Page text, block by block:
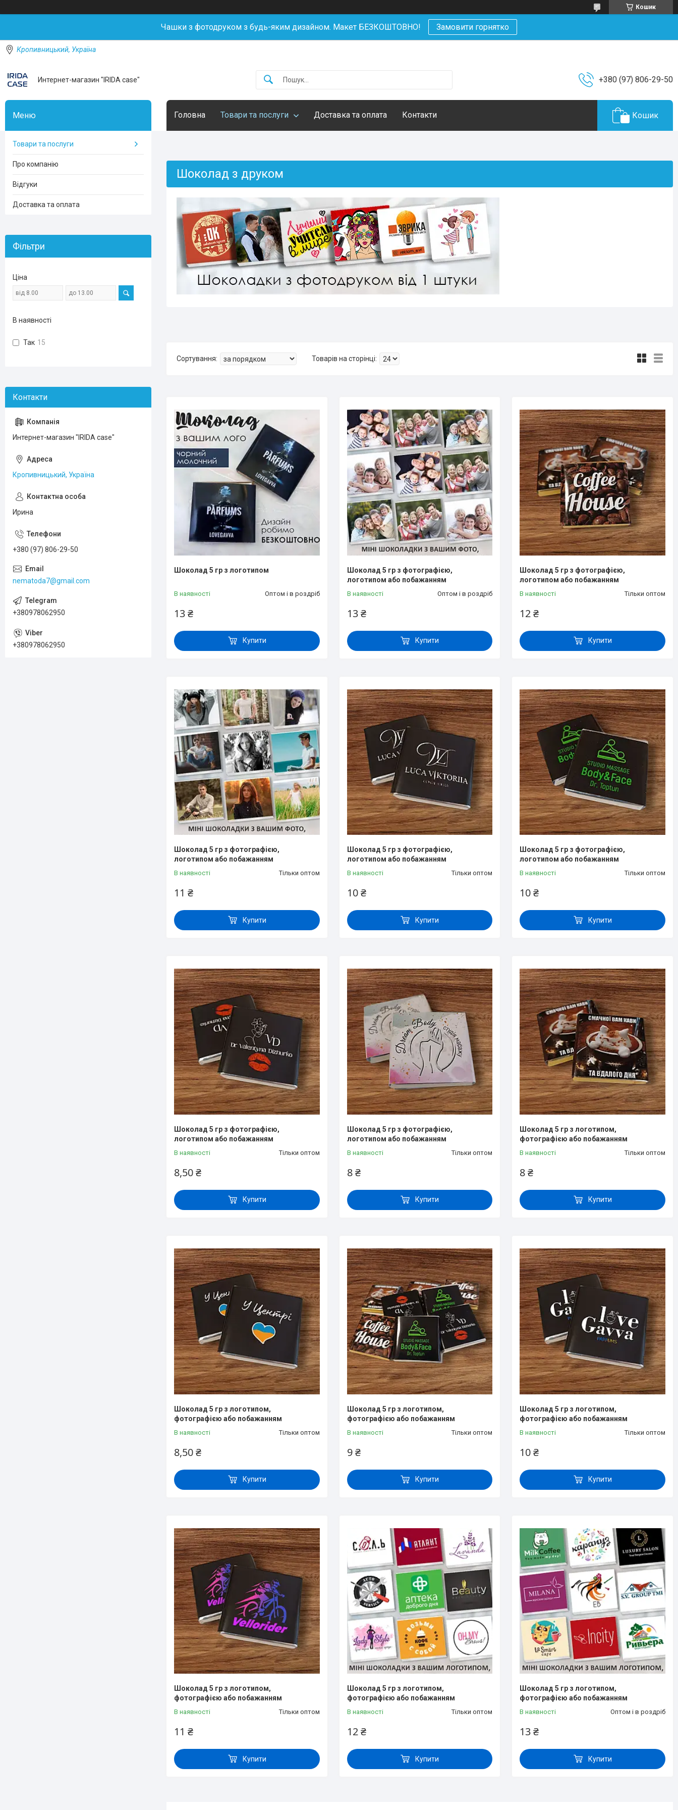
Кошик
Чашки з фотодруком з будь-яким дизайном. Макет БЕЗКОШТОВНО! Замовити горнятко
Кропивницький, Україна
Интернет-магазин "IRIDA case" +380 (97) 806-29-50
Головна Товари та послуги Доставка та оплата Контакти Кошик
Шоколад з друком
Шоколад 5 гр з логотипом
В наявності Оптом і в роздріб
13 ₴
Купити
Шоколад 5 гр з фотографією,
логотипом або побажанням
В наявності Оптом і в роздріб
13 ₴
Купити
Шоколад 5 гр з фотографією,
логотипом або побажанням
В наявності Тільки оптом
12 ₴
Купити
Шоколад 5 гр з фотографією,
логотипом або побажанням
В наявності Тільки оптом
11 ₴
Купити
Шоколад 5 гр з фотографією,
логотипом або побажанням
В наявності Тільки оптом
10 ₴
Купити
Шоколад 5 гр з фотографією,
логотипом або побажанням
В наявності Тільки оптом
10 ₴
Купити
Шоколад 5 гр з фотографією,
логотипом або побажанням
В наявності Тільки оптом
8,50 ₴
Купити
Шоколад 5 гр з фотографією,
логотипом або побажанням
В наявності Тільки оптом
8 ₴
Купити
Шоколад 5 гр з логотипом,
фотографією або побажанням
В наявності Тільки оптом
8 ₴
Купити
Шоколад 5 гр з логотипом,
фотографією або побажанням
В наявності Тільки оптом
8,50 ₴
Купити
Шоколад 5 гр з логотипом,
фотографією або побажанням
В наявності Тільки оптом
9 ₴
Купити
Шоколад 5 гр з логотипом,
фотографією або побажанням
В наявності Тільки оптом
10 ₴
Купити
Шоколад 5 гр з логотипом,
фотографією або побажанням
В наявності Тільки оптом
11 ₴
Купити
Шоколад 5 гр з логотипом,
фотографією або побажанням
В наявності Тільки оптом
12 ₴
Купити
Шоколад 5 гр з логотипом,
фотографією або побажанням
В наявності Оптом і в роздріб
13 ₴
Купити
Товари та послуги
Про компанію
Відгуки
Доставка та оплата
Фільтри
Ціна
В наявності
Так 15
Интернет-магазин "IRIDA case"
Кропивницький, Україна
Ирина
+380 (97) 806-29-50
nematoda7@gmail.com
+380978062950
+380978062950